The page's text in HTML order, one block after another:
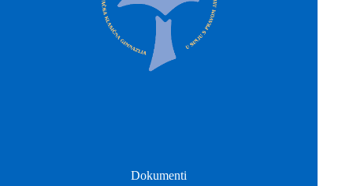
Dokumenti